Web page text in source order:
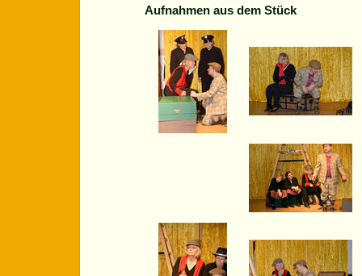
Aufnahmen aus dem Stück